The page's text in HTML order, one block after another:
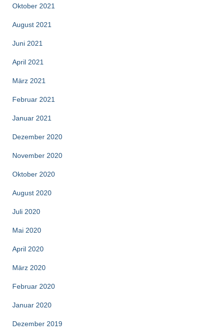
Oktober 2021
August 2021
Juni 2021
April 2021
März 2021
Februar 2021
Januar 2021
Dezember 2020
November 2020
Oktober 2020
August 2020
Juli 2020
Mai 2020
April 2020
März 2020
Februar 2020
Januar 2020
Dezember 2019